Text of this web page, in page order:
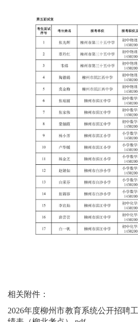
相关附件：
2026年度柳州市教育系统公开招聘